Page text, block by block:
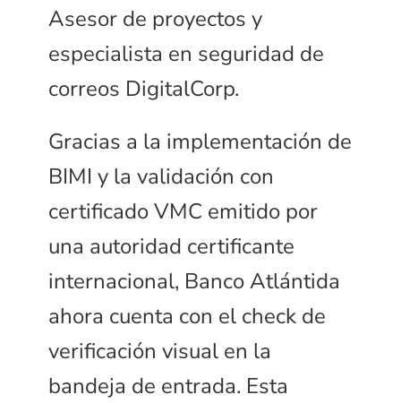
Asesor de proyectos y
especialista en seguridad de
correos DigitalCorp.
Gracias a la implementación de
BIMI y la validación con
certificado VMC emitido por
una autoridad certificante
internacional, Banco Atlántida
ahora cuenta con el check de
verificación visual en la
bandeja de entrada. Esta